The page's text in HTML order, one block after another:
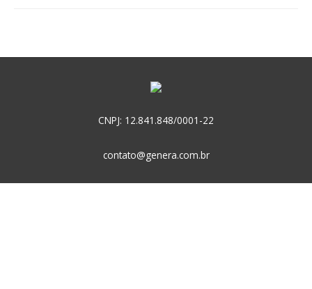
CNPJ: 12.841.848/0001-22
contato@genera.com.br